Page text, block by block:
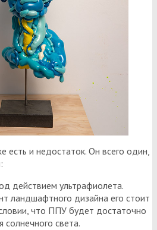
есть и недостаток. Он всего один,
действием ультрафиолета.
ландшафтного дизайна его стоит
что ППУ будет достаточно
света.